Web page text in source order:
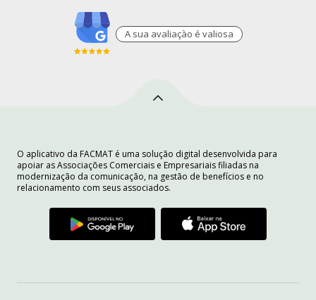
A sua avaliaçào é valiosa
O aplicativo da FACMAT é uma solução digital desenvolvida para
apoiar as Associações Comerciais e Empresariais filiadas na
modernização da comunicação, na gestão de benefícios e no
relacionamento com seus associados.